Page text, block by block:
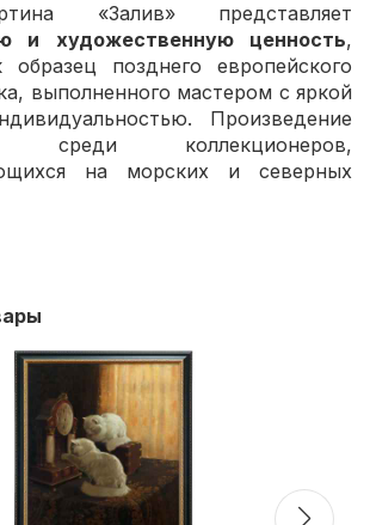
«Залив» представляет
и художественную ценность,
образец позднего европейского
выполненного мастером с яркой
Произведение
среди коллекционеров,
на морских и северных